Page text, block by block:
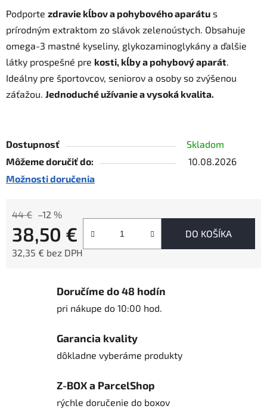
Podporte zdravie kĺbov a pohybového aparátu s
prírodným extraktom zo slávok zelenoústych. Obsahuje
omega-3 mastné kyseliny, glykozaminoglykány a ďalšie
látky prospešné pre kosti, kĺby a pohybový aparát.
Ideálny pre športovcov, seniorov a osoby so zvýšenou
záťažou. Jednoduché užívanie a vysoká kvalita.
Dostupnosť
Skladom
Môžeme doručiť do:
10.08.2026
Možnosti doručenia
44 € –12 %
38,50 €
32,35 € bez DPH
DO KOŠÍKA
Doručíme do 48 hodín
pri nákupe do 10:00 hod.
Garancia kvality
dôkladne vyberáme produkty
Z-BOX a ParcelShop
rýchle doručenie do boxov